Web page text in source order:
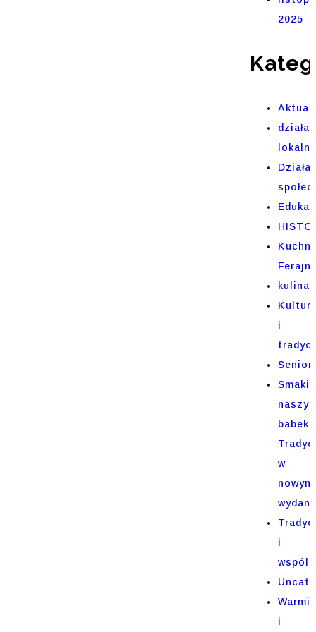
2025
lokalna
Ferajny
i
Smaki
babek.
w
nowym
i
Warmia
i